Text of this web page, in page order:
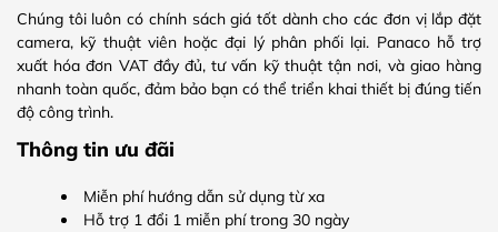
Chúng tôi luôn có chính sách giá tốt dành cho các đơn vị lắp đặt
camera, kỹ thuật viên hoặc đại lý phân phối lại. Panaco hỗ trợ
xuất hóa đơn VAT đầy đủ, tư vấn kỹ thuật tận nơi, và giao hàng
nhanh toàn quốc, đảm bảo bạn có thể triển khai thiết bị đúng tiến
độ công trình.
Thông tin ưu đãi
Miễn phí hướng dẫn sử dụng từ xa
Hỗ trợ 1 đổi 1 miễn phí trong 30 ngày